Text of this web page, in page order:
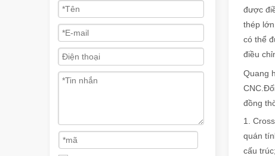
Trong thế giới công nghệ hàn ngày càng phát triển,
được
thép
có thể
điều
Quang
đồng
1.
quán
cấu trúc;